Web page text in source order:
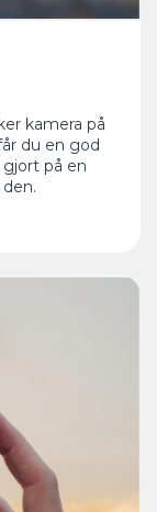
kamera på
du en god
på en